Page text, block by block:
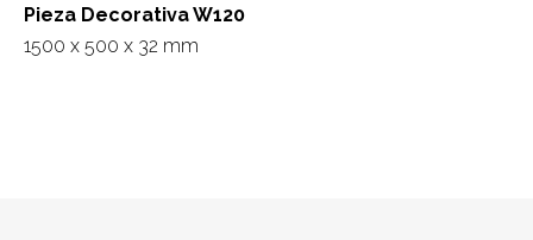
Pieza Decorativa W120
1500 x 500 x 32 mm